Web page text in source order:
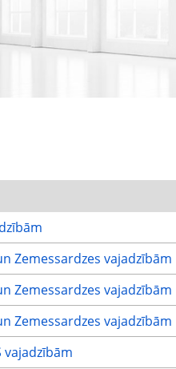
Zemessardzes vajadzībām
Zemessardzes vajadzībām
Zemessardzes vajadzībām